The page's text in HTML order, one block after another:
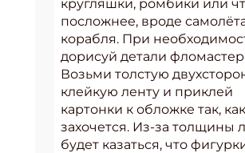
кругляшки, ромбики или
посложнее, вроде
корабля. При
дорисуй детали
Возьми толстую
клейкую ленту и приклей
картонки к обложке так,
захочется. Из-за толщины
будет казаться, что